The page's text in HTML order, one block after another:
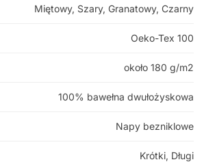
Miętowy, Szary, Granatowy, Czarny
Oeko-Tex 100
około 180 g/m2
100% bawełna dwułożyskowa
Napy bezniklowe
Krótki, Długi